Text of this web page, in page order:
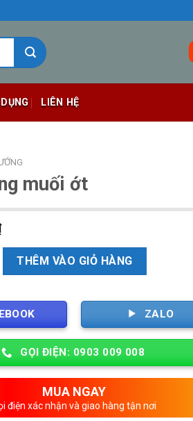
LIÊN HỆ
muối ớt
THÊM VÀO GIỎ HÀNG
ZALO
GỌI ĐIỆN: 0903 009 008
MUA NGAY
điện xác nhận và giao hàng tận nơi